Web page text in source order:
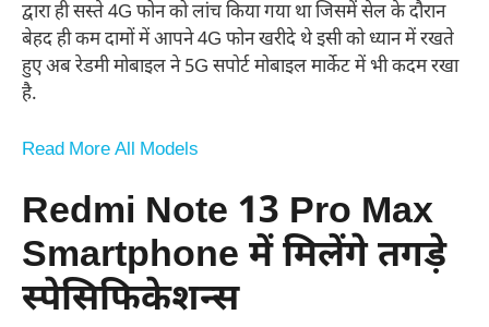
द्वारा ही सस्ते 4G फोन को लांच किया गया था जिसमें सेल के दौरान
बेहद ही कम दामों में आपने 4G फोन खरीदे थे इसी को ध्यान में रखते
हुए अब रेडमी मोबाइल ने 5G सपोर्ट मोबाइल मार्केट में भी कदम रखा
है.
Read More All Models
Redmi Note 13 Pro Max
Smartphone में मिलेंगे तगड़े
स्पेसिफिकेशन्स